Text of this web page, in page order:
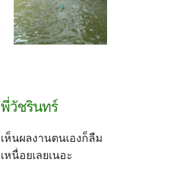
พี่วัชรินทร์
เห็นผลงานตนเองก็ลืม
เหนื่อยเลยเนอะ